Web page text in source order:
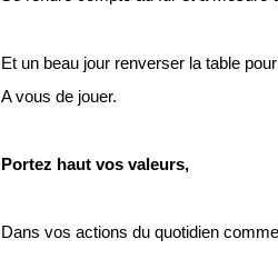
Et un beau jour renverser la table
A vous de jouer.
Portez haut vos valeurs,
Dans vos actions du quotidien